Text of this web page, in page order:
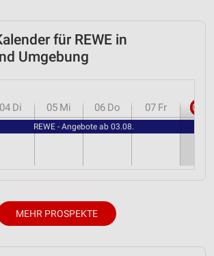
für REWE in
Umgebung
04 Di 05 Mi 06 Do 07 Fr 08
REWE - Angebote ab 03.08.
MEHR PROSPEKTE